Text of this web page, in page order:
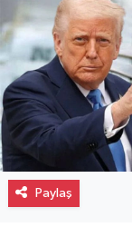
Paylaş
Eğitim